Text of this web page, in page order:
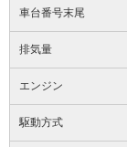
車台番号末尾
排気量
エンジン
駆動方式